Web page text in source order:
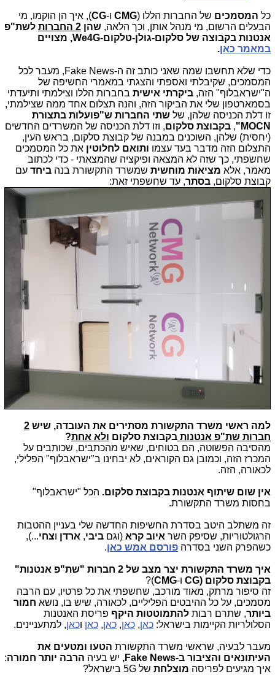
כל המסמכים של החברות הללו (CMG ו-CG), איך הן הוקמו, מי
הבעלים הרשום, מי מנהל אותן, וכך הלאה, שהן 2 החברות
לשת"פ
אנטנות בקבוצה של סלקום-גולן-טלקום-We4G, מצויים
במאמר כאן.
כדי שלא תחשבו שמה שאני כותב זה ה-Fake News, מעבר לכל
המסמכים, שקיבלתי ואספתי והצגתי במאמרי החשיפה של
ה"ישראבלוף" הזה, ביקרתי אישית בחברות הללו וצילמתי ותיעדתי
בסמארטפון שלי את הביקור הזה, והנה תצלום אחד ממה שצילמתי,
זו דלת הכניסה שלהן, של שתי החברות ש"פועלות בתצורת
MOCN"
, בקבוצת סלקום, וזו דלת הכניסה של המשרדים החדשים
(יחסית) שלהן, השוכנים במבנה של קבוצת סלקום, בראש העין,
התצלום הזה מדבר בעד עצמו ותואם לחלוטין את כל המסמכים
שחשפתי, כך שזה לא המצאה ופיקציה שהמצאתי - כדי לכתוב
מאמר, אלא מציאות מוחשית שמשרד התקשורת בנה ביחד עם
קבוצת סלקום, בסתר, עד שחשפתי זאת:
למה ראשי משרד התקשורת מסתירים את העובדה, שיש 2
חברות שת"פ אנטנות בקבוצת סלקום ולא אחת?
מהסיבה הפשוטה, הם בטוחים, שאיש מהכתבים, שכותבים על
המכרז הזה, וכמובן גם הקוראים, לא יבחינו ב"ישראבלוף" הפלילי,
לכאורה, הזה.
אין שום שיתוף אנטנות בקבוצת סלקום. הכל "ישראבלוף"
בחסות משרד התקשורת.
זה משתלב היטב בסדרת החשיפות החדשה שלי בעניין ההטבות
הרגולטוריות, שסיפק השר איוב קרא (וגם ביבי, ארדן וצחי...),
כשהפרק השני בסדרה פורסם אמש כאן.
איך משרד התקשורת יצר מצב של
2 חברות "שת"פ אנטנות"
בקבוצת סלקום (CG
ו-CMG
)?
זה סיפור מרתק, מאוד מורכב, שחשפתי את כל פרטיו, עם הרבה
מסמכים, על כל ההיבטים הפליליים, לכאורה, שיש בו, נושא חמור
ביותר, שתרם רבות להתמוטטות היקף פריסת האנטנות
הסלולריות הקיימות בישראל: כאן, כאן, כאן, כאן וכאן, למתעניינים.
מעבר לבעיה, שראשי משרד התקשורת הטעו ומטעים את
העיתונאים והציבור ב-Fake News,
יש בעיה הרבה יותר חמורה:
איך מגיעים לפריסה מוצלחת של 5G בישראל?